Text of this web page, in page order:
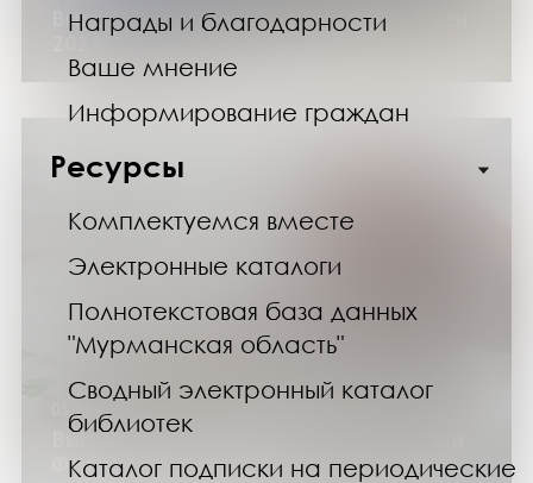
Награды и благодарности
Ваше мнение
Информирование граждан
Ресурсы
Комплектуемся вместе
Электронные каталоги
Полнотекстовая база данных
"Мурманская область"
Сводный электронный каталог
библиотек
Каталог подписки на периодические
Выставка изданий «Литературные юбилеи
2024»
05.11.24
Выставка работ в технике акварель Ольги
Федоровой-Толстой